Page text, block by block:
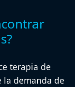
terapia de
demanda de